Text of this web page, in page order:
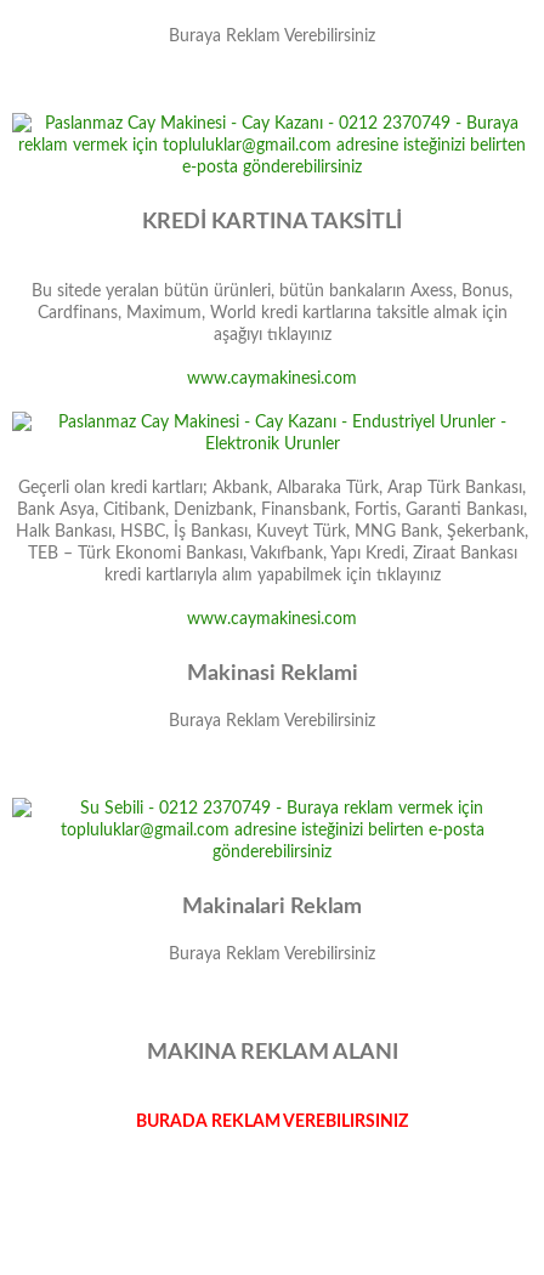
Buraya Reklam Verebilirsiniz
KREDİ KARTINA TAKSİTLİ
Bu sitede yeralan bütün ürünleri, bütün bankaların Axess, Bonus,
Cardfinans, Maximum, World kredi kartlarına taksitle almak için
aşağıyı tıklayınız
www.caymakinesi.com
Geçerli olan kredi kartları; Akbank, Albaraka Türk, Arap Türk Bankası,
Bank Asya, Citibank, Denizbank, Finansbank, Fortis, Garanti Bankası,
Halk Bankası, HSBC, İş Bankası, Kuveyt Türk, MNG Bank, Şekerbank,
TEB – Türk Ekonomi Bankası, Vakıfbank, Yapı Kredi, Ziraat Bankası
kredi kartlarıyla alım yapabilmek için tıklayınız
www.caymakinesi.com
Makinasi Reklami
Buraya Reklam Verebilirsiniz
Makinalari Reklam
Buraya Reklam Verebilirsiniz
MAKINA REKLAM ALANI
BURADA REKLAM VEREBILIRSINIZ